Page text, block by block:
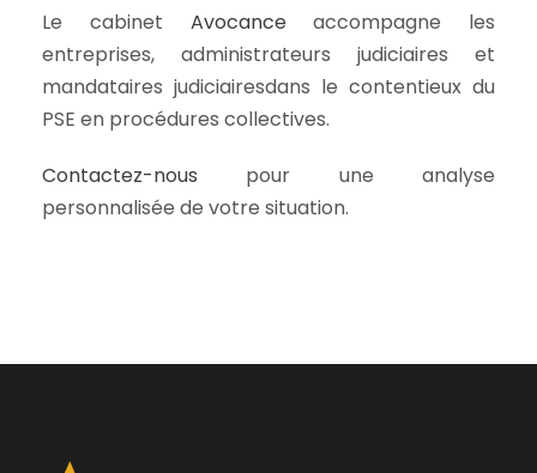
Le cabinet Avocanceaccompagne les
entreprises, administrateurs judiciaires et
mandataires judiciairesdans le contentieux du
PSE en procédures collectives.
Contactez-nous pour une analyse
personnalisée de votre situation.